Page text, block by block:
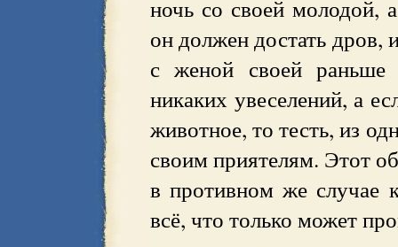
ночь со своей молодой,
он должен достать дров,
с женой своей раньше
никаких увеселений, а
животное, то тесть, из
своим приятелям. Этот
в противном же случае
всё, что только может